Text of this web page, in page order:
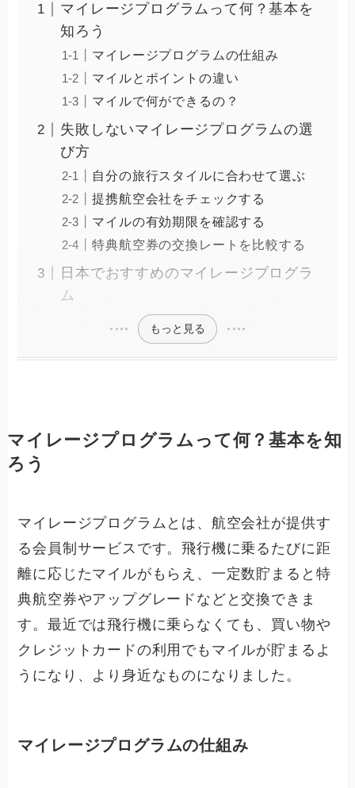
マイレージプログラムって何？基本を
知ろう
マイレージプログラムの仕組み
マイルとポイントの違い
マイルで何ができるの？
失敗しないマイレージプログラムの選
び方
自分の旅行スタイルに合わせて選ぶ
提携航空会社をチェックする
マイルの有効期限を確認する
特典航空券の交換レートを比較する
日本でおすすめのマイレージプログラ
ム
もっと見る
マイレージプログラムって何？基本を知
ろう
マイレージプログラムとは、航空会社が提供す
る会員制サービスです。飛行機に乗るたびに距
離に応じたマイルがもらえ、一定数貯まると特
典航空券やアップグレードなどと交換できま
す。最近では飛行機に乗らなくても、買い物や
クレジットカードの利用でもマイルが貯まるよ
うになり、より身近なものになりました。
マイレージプログラムの仕組み